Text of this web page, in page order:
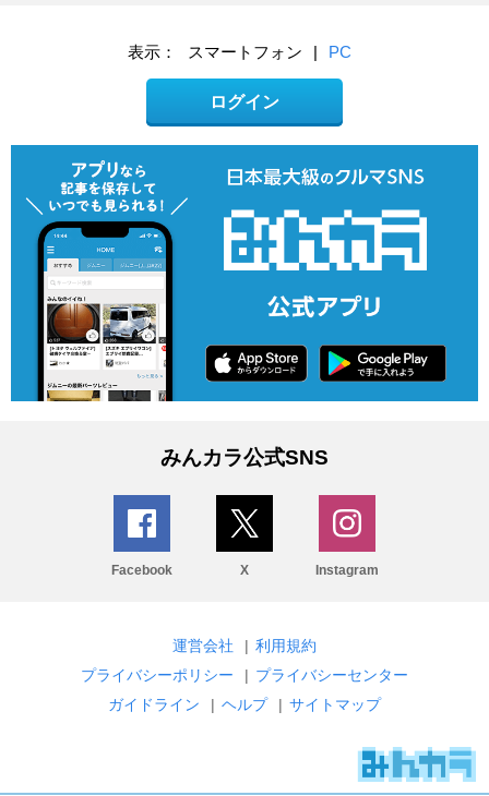
表示： スマートフォン | PC
ログイン
みんカラ公式SNS
Facebook X Instagram
運営会社 | 利用規約
プライバシーポリシー
| プライバシーセンター
ガイドライン
| ヘルプ | サイトマップ